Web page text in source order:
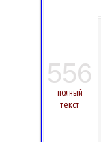
556
полный
текст